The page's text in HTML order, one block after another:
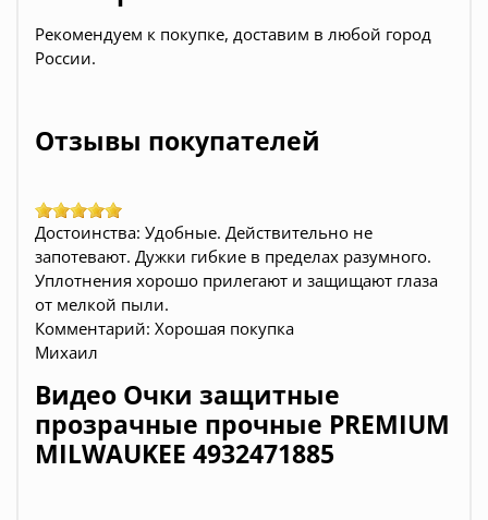
Рекомендуем к покупке, доставим в любой город
России.
Отзывы покупателей
Достоинства: Удобные. Действительно не
запотевают. Дужки гибкие в пределах разумного.
Уплотнения хорошо прилегают и защищают глаза
от мелкой пыли.
Комментарий: Хорошая покупка
Михаил
Видео Очки защитные
прозрачные прочные PREMIUM
MILWAUKEE 4932471885